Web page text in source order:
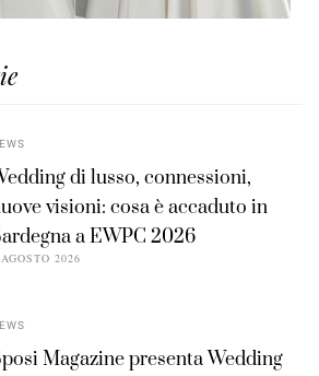
di lusso, connessioni,
visioni: cosa è accaduto in
a EWPC 2026
2026
Magazine presenta Wedding